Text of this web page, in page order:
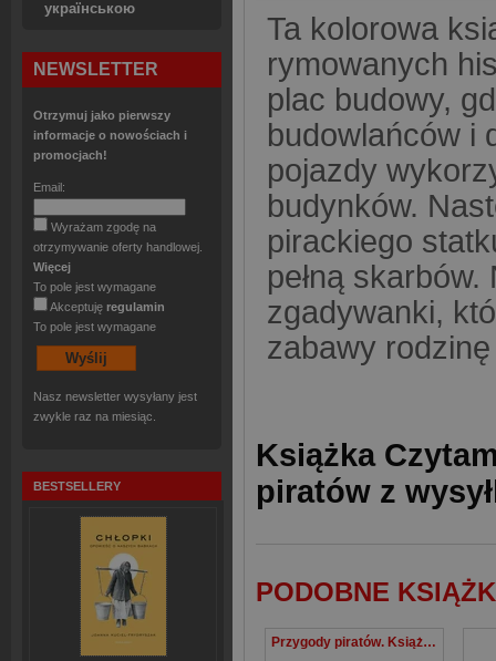
українською
NEWSLETTER
Otrzymuj jako pierwszy
informacje o nowościach i
promocjach!
Email:
Wyrażam zgodę na
otrzymywanie oferty handlowej.
Więcej
To pole jest wymagane
Akceptuję regulamin
To pole jest wymagane
Nasz newsletter wysyłany jest
zwykle raz na miesiąc.
BESTSELLERY
Ta kolorowa
rymowanych
plac budowy,
budowlańców i
pojazdy
budynków.
pirackiego
pełną
zgadywanki,
zabawy
Książka
piratów z
PODOBNE
Przygody piratów. Książka z zadaniami